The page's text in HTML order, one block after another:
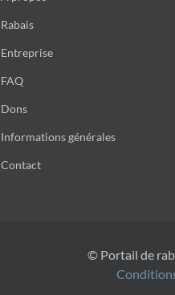
Rabais
Entreprise
FAQ
Dons
Informations générales
Contact
© Portail de